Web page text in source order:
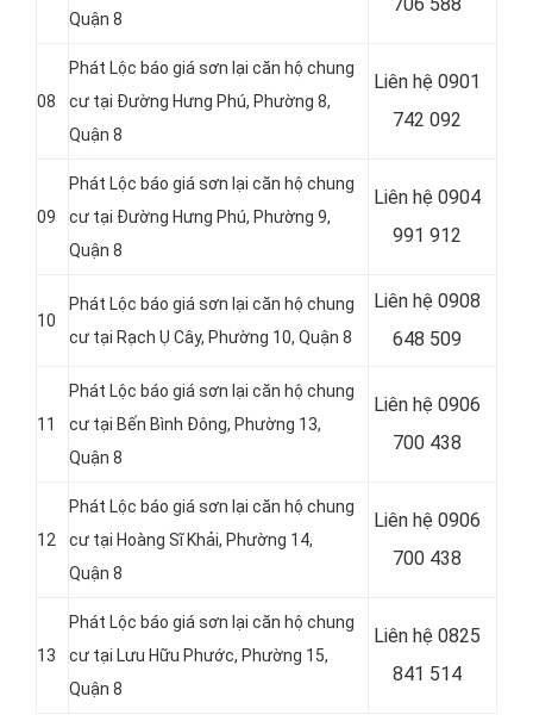
Quận 8
08
Phát Lộc báo giá sơn lại căn hộ chung
cư tại Đường Hưng Phú, Phường 8,
Quận 8
Liên hệ 0901
742 092
09
Phát Lộc báo giá sơn lại căn hộ chung
cư tại Đường Hưng Phú, Phường 9,
Quận 8
Liên hệ 0904
991 912
10
Phát Lộc báo giá sơn lại căn hộ chung
cư tại Rạch Ụ Cây, Phường 10, Quận 8
Liên hệ 0908
648 509
11
Phát Lộc báo giá sơn lại căn hộ chung
cư tại Bến Bình Đông, Phường 13,
Quận 8
Liên hệ 0906
700 438
12
Phát Lộc báo giá sơn lại căn hộ chung
cư tại Hoàng Sĩ Khải, Phường 14,
Quận 8
Liên hệ 0906
700 438
13
Phát Lộc báo giá sơn lại căn hộ chung
cư tại Lưu Hữu Phước, Phường 15,
Quận 8
Liên hệ 0825
841 514